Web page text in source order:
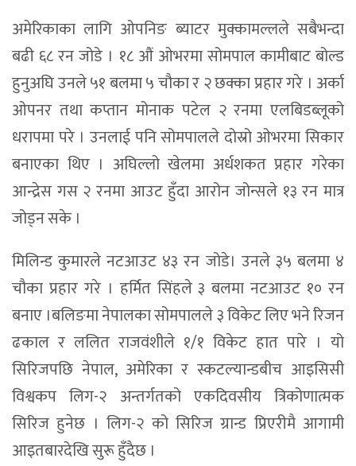
अमेरिकाका लागि ओपनिङ ब्याटर मुक्कामल्लले सबैभन्दा
बढी ६८ रन जोडे । १८ औं ओभरमा सोमपाल कामीबाट बोल्ड
हुनुअघि उनले ५१ बलमा ५ चौका र २ छक्का प्रहार गरे । अर्का
ओपनर तथा कप्तान मोनाक पटेल २ रनमा एलबिडब्लूको
धरापमा परे । उनलाई पनि सोमपालले दोस्रो ओभरमा सिकार
बनाएका थिए । अघिल्लो खेलमा अर्धशकत प्रहार गरेका
आन्द्रेस गस २ रनमा आउट हुँदा आरोन जोन्सले १३ रन मात्र
जोड्न सके ।
मिलिन्ड कुमारले नटआउट ४३ रन जोडे। उनले ३५ बलमा ४
चौका प्रहार गरे । हर्मित सिंहले ३ बलमा नटआउट १० रन
बनाए ।बलिङमा नेपालका सोमपालले ३ विकेट लिए भने रिजन
ढकाल र ललित राजवंशीले १/१ विकेट हात पारे । यो
सिरिजपछि नेपाल, अमेरिका र स्कटल्यान्डबीच आइसिसी
विश्वकप लिग-२ अन्तर्गतको एकदिवसीय त्रिकोणात्मक
सिरिज हुनेछ । लिग-२ को सिरिज ग्रान्ड प्रिएरीमै आगामी
आइतबारदेखि सुरू हुँदैछ ।